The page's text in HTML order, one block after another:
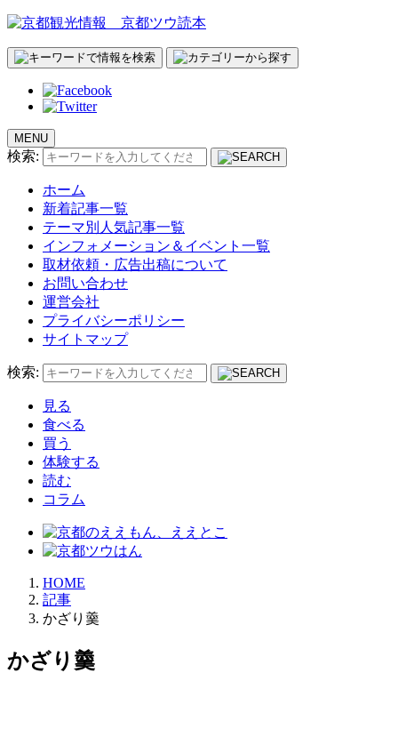
MENU
検索:
ホーム
新着記事一覧
テーマ別人気記事一覧
インフォメーション＆イベント一覧
取材依頼・広告出稿について
お問い合わせ
運営会社
プライバシーポリシー
サイトマップ
検索:
見る
食べる
買う
体験する
読む
コラム
HOME
記事
かざり羹
かざり羹